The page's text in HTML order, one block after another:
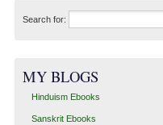
Search for:
MY BLOGS
Hinduism Ebooks
Sanskrit Ebooks